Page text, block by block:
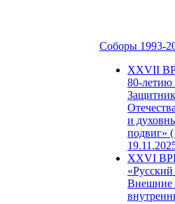
Соборы 1993-
ХХVII
80-
и
подвиг»
XXVI
Внешние